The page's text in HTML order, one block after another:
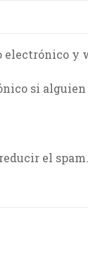
electrónico y
si
el spam.